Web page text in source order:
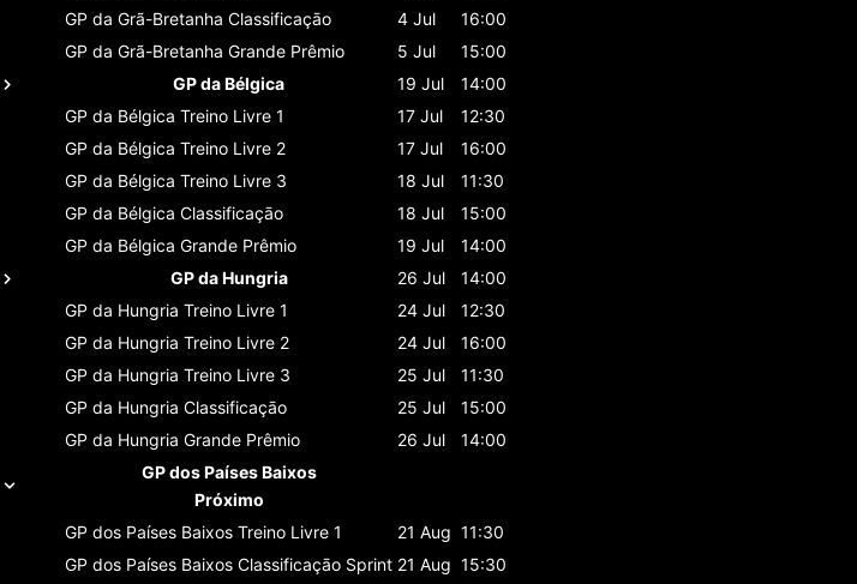
GP da Grã-Bretanha Classificaçāo 4 Jul
16:00
GP da Grã-Bretanha Grande Prêmio 5 Jul
15:00
GP da Bélgica
19 Jul
14:00
GP da Bélgica Treino Livre 1 17 Jul
12:30
GP da Bélgica Treino Livre 2 17 Jul
16:00
GP da Bélgica Treino Livre 3 18 Jul
11:30
GP da Bélgica Classificaçāo 18 Jul
15:00
GP da Bélgica Grande Prêmio 19 Jul
14:00
GP da Hungria
26 Jul
14:00
GP da Hungria Treino Livre 1 24 Jul
12:30
GP da Hungria Treino Livre 2 24 Jul
16:00
GP da Hungria Treino Livre 3 25 Jul
11:30
GP da Hungria Classificaçāo 25 Jul
15:00
GP da Hungria Grande Prêmio 26 Jul
14:00
GP dos Países Baixos
Próximo
GP dos Países Baixos Treino Livre 1 21 Aug 11:30
GP dos Países Baixos Classificaçāo Sprint 21 Aug 15:30